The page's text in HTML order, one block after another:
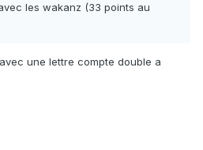
les wakanz (33 points au
une lettre compte double a